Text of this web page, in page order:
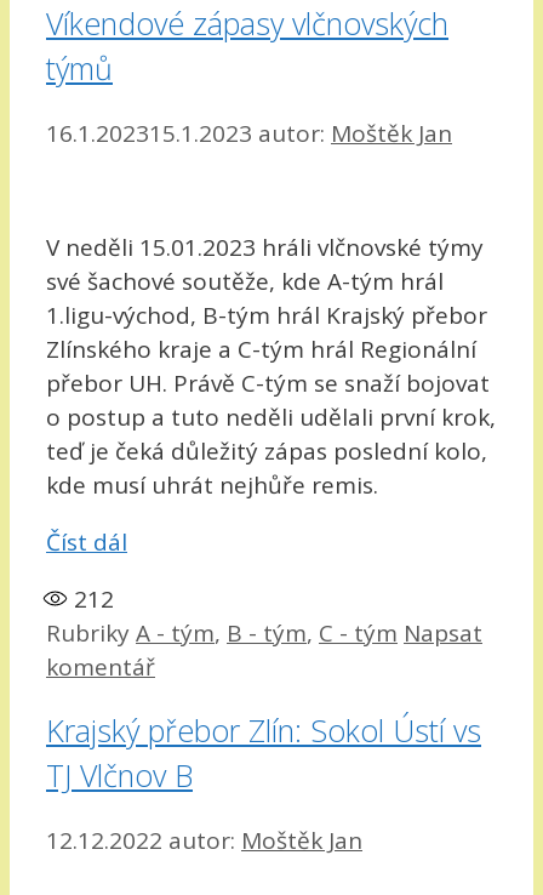
Víkendové zápasy vlčnovských
týmů
16.1.202315.1.2023 autor: Moštěk Jan
V neděli 15.01.2023 hráli vlčnovské týmy
své šachové soutěže, kde A-tým hrál
1.ligu-východ, B-tým hrál Krajský přebor
Zlínského kraje a C-tým hrál Regionální
přebor UH. Právě C-tým se snaží bojovat
o postup a tuto neděli udělali první krok,
teď je čeká důležitý zápas poslední kolo,
kde musí uhrát nejhůře remis.
Číst dál
212
RubrikyA - tým, B - tým, C - tým Napsat
komentář
Krajský přebor Zlín: Sokol Ústí vs
TJ Vlčnov B
12.12.2022 autor: Moštěk Jan